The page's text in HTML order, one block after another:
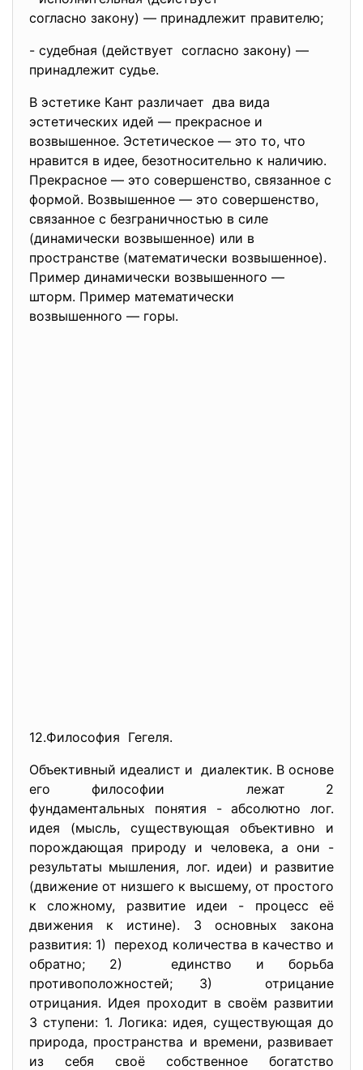
согласно закону) — принадлежит правителю;
- судебная (действует согласно закону) —
принадлежит судье.
В эстетике Кант различает два вида
эстетических идей — прекрасное и
возвышенное. Эстетическое — это то, что
нравится в идее, безотносительно к наличию.
Прекрасное — это совершенство, связанное с
формой. Возвышенное — это совершенство,
связанное с безграничностью в силе
(динамически возвышенное) или в
пространстве (математически возвышенное).
Пример динамически возвышенного —
шторм. Пример математически
возвышенного — горы.
12.Философия Гегеля.
Объективный идеалист и диалектик. В основе
его философии лежат 2
фундаментальных понятия - абсолютно лог.
идея (мысль, существующая объективно и
порождающая природу и человека, а они -
результаты мышления, лог. идеи) и развитие
(движение от низшего к высшему, от простого
к сложному, развитие идеи - процесс её
движения к истине). 3 основных закона
развития: 1) переход количества в качество и
обратно; 2) единство и борьба
противоположностей; 3) отрицание
отрицания. Идея проходит в своём развитии
3 ступени: 1. Логика: идея, существующая до
природа, пространства и времени, развивает
из себя своё собственное богатство